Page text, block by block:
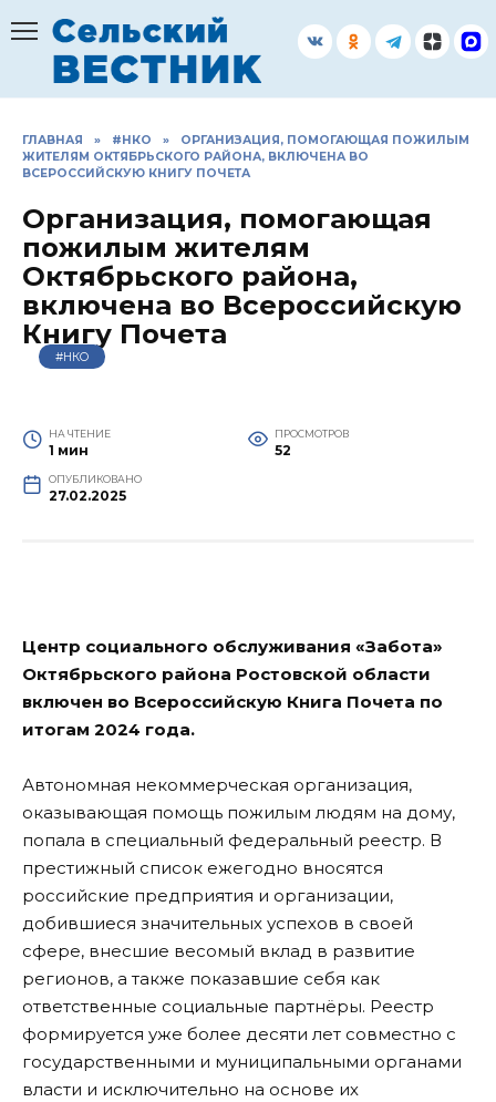
содержанию
ГЛАВНАЯ » #НКО »
ОРГАНИЗАЦИЯ, ПОМОГАЮЩАЯ ПОЖИЛЫМ
ЖИТЕЛЯМ ОКТЯБРЬСКОГО РАЙОНА, ВКЛЮЧЕНА ВО
ВСЕРОССИЙСКУЮ КНИГУ ПОЧЕТА
Организация, помогающая
пожилым жителям
Октябрьского района,
включена во Всероссийскую
Книгу Почета
#НКО
НА ЧТЕНИЕ
1 мин
ПРОСМОТРОВ
52
ОПУБЛИКОВАНО
27.02.2025
Центр социального обслуживания «Забота»
Октябрьского района Ростовской области
включен во Всероссийскую Книга Почета по
итогам 2024 года.
Автономная некоммерческая организация,
оказывающая помощь пожилым людям на дому,
попала в специальный федеральный реестр. В
престижный список ежегодно вносятся
российские предприятия и организации,
добившиеся значительных успехов в своей
сфере, внесшие весомый вклад в развитие
регионов, а также показавшие себя как
ответственные социальные партнёры. Реестр
формируется уже более десяти лет совместно с
государственными и муниципальными органами
власти и исключительно на основе их